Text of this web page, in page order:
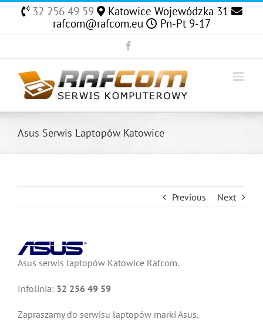
content
32 256 49 59
Katowice Wojewódzka 31
rafcom@rafcom.eu
Pn-Pt 9-17
Asus Serwis Laptopów Katowice
Previous Next
Asus serwis laptopów Katowice Rafcom.
Infolinia: 32 256 49 59
Zapraszamy do serwisu laptopów marki Asus.